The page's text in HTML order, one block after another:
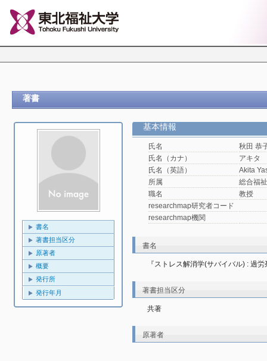
著書
書名
著書担当区分
原著者
概要
発行所
発行年月
基本情報
氏名
秋田 恭
氏名（カナ）
アキタ
氏名（英語）
Akita
所属
総合福
職名
教授
researchmap研究者コード
researchmap機関
書名
『ストレス解消学(サバイバル) : 過
著書担当区分
共著
原著者